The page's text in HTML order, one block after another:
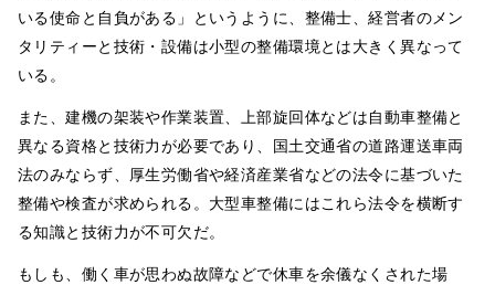
いる使命と自負がある」というように、整備士、経営者のメン
タリティーと技術・設備は小型の整備環境とは大きく異なって
いる。
また、建機の架装や作業装置、上部旋回体などは自動車整備と
異なる資格と技術力が必要であり、国土交通省の道路運送車両
法のみならず、厚生労働省や経済産業省などの法令に基づいた
整備や検査が求められる。大型車整備にはこれら法令を横断す
る知識と技術力が不可欠だ。
もしも、働く車が思わぬ故障などで休車を余儀なくされた場